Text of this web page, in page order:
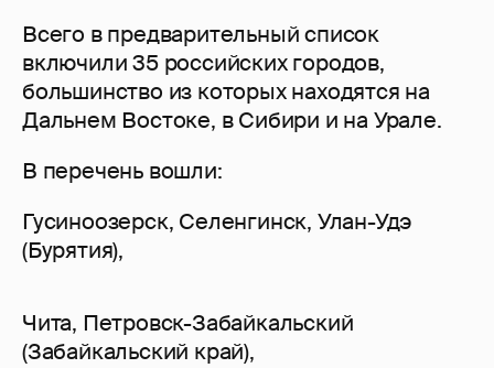
Всего в предварительный список
включили 35 российских городов,
большинство из которых находятся на
Дальнем Востоке, в Сибири и на Урале.
В перечень вошли:
Гусиноозерск, Селенгинск, Улан-Удэ
(Бурятия),
Чита, Петровск-Забайкальский
(Забайкальский край),